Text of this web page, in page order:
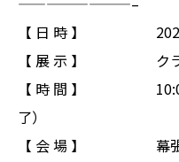
【 日 時 】 2023年
【 展 示 】 クラウ
【 時 間 】 10:00
了）
【 会 場 】 幕張メ